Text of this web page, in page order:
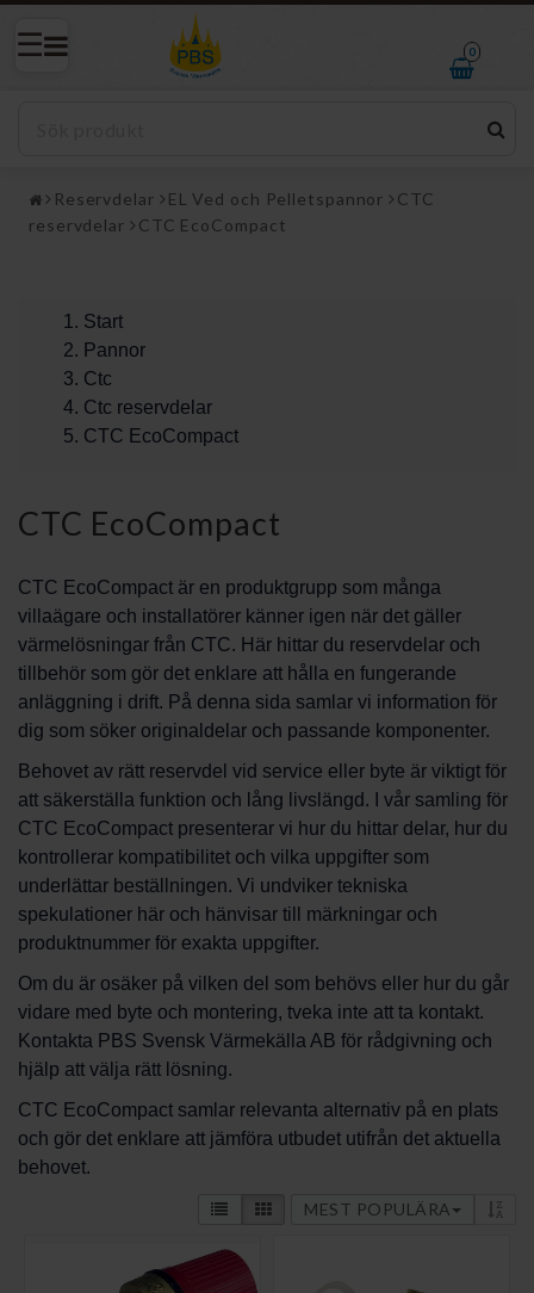
0
Reservdelar EL Ved och Pelletspannor
CTC
reservdelar
CTC EcoCompact
Start
Pannor
Ctc
Ctc reservdelar
CTC EcoCompact
CTC EcoCompact
CTC EcoCompact är en produktgrupp som många
villaägare och installatörer känner igen när det gäller
värmelösningar från CTC. Här hittar du reservdelar och
tillbehör som gör det enklare att hålla en fungerande
anläggning i drift. På denna sida samlar vi information för
dig som söker originaldelar och passande komponenter.
Behovet av rätt reservdel vid service eller byte är viktigt för
att säkerställa funktion och lång livslängd. I vår samling för
CTC EcoCompact presenterar vi hur du hittar delar, hur du
kontrollerar kompatibilitet och vilka uppgifter som
underlättar beställningen. Vi undviker tekniska
spekulationer här och hänvisar till märkningar och
produktnummer för exakta uppgifter.
Om du är osäker på vilken del som behövs eller hur du går
vidare med byte och montering, tveka inte att ta kontakt.
Kontakta PBS Svensk Värmekälla AB för rådgivning och
hjälp att välja rätt lösning.
CTC EcoCompact samlar relevanta alternativ på en plats
och gör det enklare att jämföra utbudet utifrån det aktuella
behovet.
MEST POPULÄRA